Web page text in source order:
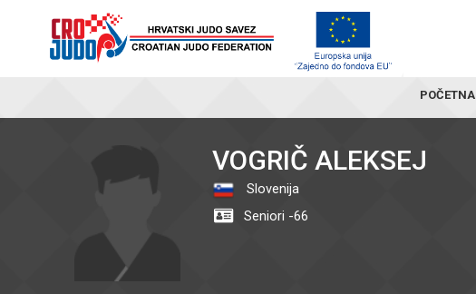
POČETNA
VOGRIČ ALEKSEJ
Slovenija
Seniori -66